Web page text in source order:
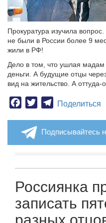
Прокуратура изучила
не были в России более 9
жили в РФ!
Дело в том, что ушлая
деньги. А будущие отцы
вид на жительство. А оттуда-
Facebook
TwitterTelegram
Поделиться
Подписывайтесь
Россиянка
записать